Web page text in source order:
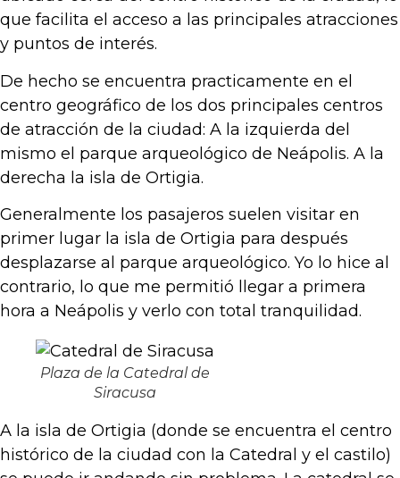
que facilita el acceso a las principales atracciones
y puntos de interés.
De hecho se encuentra practicamente en el
centro geográfico de los dos principales centros
de atracción de la ciudad: A la izquierda del
mismo el parque arqueológico de Neápolis. A la
derecha la isla de Ortigia.
Generalmente los pasajeros suelen visitar en
primer lugar la isla de Ortigia para después
desplazarse al parque arqueológico. Yo lo hice al
contrario, lo que me permitió llegar a primera
hora a Neápolis y verlo con total tranquilidad.
Plaza de la Catedral de
Siracusa
A la isla de Ortigia (donde se encuentra el centro
histórico de la ciudad con la Catedral y el castilo)